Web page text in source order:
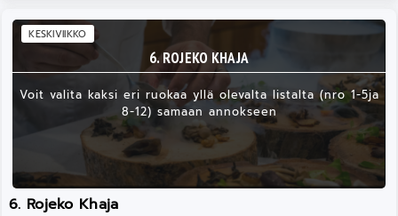
6. ROJEKO KHAJA
Voit valita kaksi eri ruokaa yllä olevalta listalta (nro 1-5ja
8-12) samaan annokseen
KESKIVIIKKO
6. Rojeko Khaja